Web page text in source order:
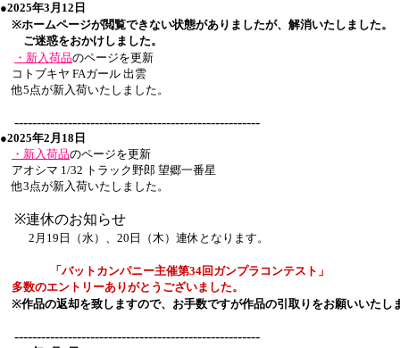
●2025年3月12日
※ホームページが閲覧できない状態がありましたが、解消いたしました。
ご迷惑をおかけしました。
・新入荷品のページを更新
コトブキヤ FAガール 出雲
他5点が新入荷いたしました。
-------------------------------------------------------
●2025年2月18日
・新入荷品のページを更新
アオシマ 1/32 トラック野郎 望郷一番星
他3点が新入荷いたしました。
※連休のお知らせ
2月19日（水）、20日（木）連休となります。
「バットカンパニー主催第34回 ガンプラコンテスト」
多数のエントリーありがとうございました。
※作品の返却を致しますので、お手数ですが作品の引取りをお願いいたし
-------------------------------------------------------